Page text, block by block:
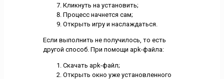
Кликнуть на установить;
Процесс начнется сам;
Открыть игру и наслаждаться.
Если выполнить не получилось, то есть
другой способ. При помощи apk-файла:
Скачать apk-файл;
Открыть окно уже установленного